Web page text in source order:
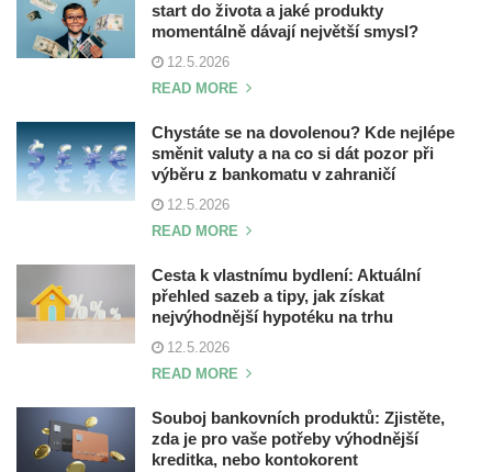
start do života a jaké produkty
momentálně dávají největší smysl?
12.5.2026
READ MORE
Chystáte se na dovolenou? Kde nejlépe
směnit valuty a na co si dát pozor při
výběru z bankomatu v zahraničí
12.5.2026
READ MORE
Cesta k vlastnímu bydlení: Aktuální
přehled sazeb a tipy, jak získat
nejvýhodnější hypotéku na trhu
12.5.2026
READ MORE
Souboj bankovních produktů: Zjistěte,
zda je pro vaše potřeby výhodnější
kreditka, nebo kontokorent